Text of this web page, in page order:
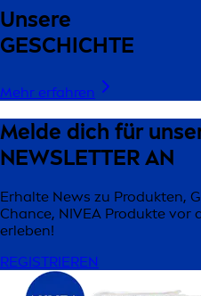
Unsere
GESCHICHTE
Mehr erfahren
Melde dich für
NEWSLETTER AN
Erhalte News zu Produkten,
Chance, NIVEA Produkte vor
erleben!
REGISTRIEREN